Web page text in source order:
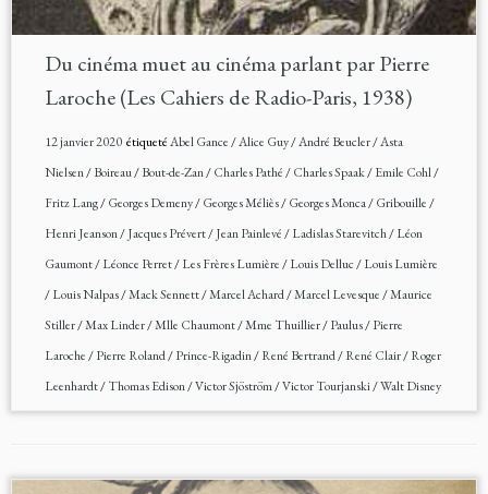
Du cinéma muet au cinéma parlant par Pierre
Laroche (Les Cahiers de Radio-Paris, 1938)
12 janvier 2020étiquetéAbel Gance/Alice Guy/André Beucler/Asta
Nielsen/Boireau/Bout-de-Zan/Charles Pathé/Charles Spaak/Emile Cohl/
Fritz Lang/Georges Demeny/Georges Méliès/Georges Monca/Gribouille/
Henri Jeanson/Jacques Prévert/Jean Painlevé/Ladislas Starevitch/Léon
Gaumont/Léonce Perret/Les Frères Lumière/Louis Delluc/Louis Lumière
/Louis Nalpas/Mack Sennett/Marcel Achard/Marcel Levesque/Maurice
Stiller/Max Linder/Mlle Chaumont/Mme Thuillier/Paulus/Pierre
Laroche/Pierre Roland/Prince-Rigadin/René Bertrand/René Clair/Roger
Leenhardt/Thomas Edison/Victor Sjöström/Victor Tourjanski/Walt Disney